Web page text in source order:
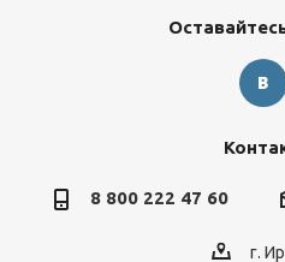
8 800 222 47 60
г.